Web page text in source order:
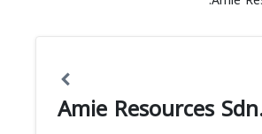
Amie Resources